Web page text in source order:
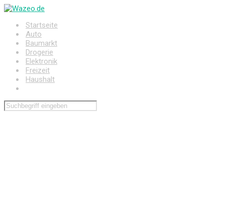
Zum
springenStartseite
Auto
Baumarkt
Drogerie
Elektronik
Freizeit
Haushalt